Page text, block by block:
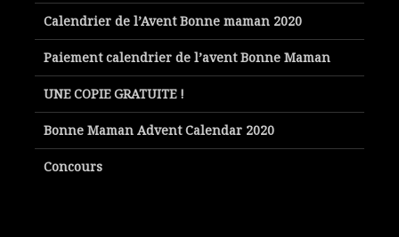
Calendrier de l’Avent Bonne maman 2020
Paiement calendrier de l’avent Bonne Maman
UNE COPIE GRATUITE !
Bonne Maman Advent Calendar 2020
Concours